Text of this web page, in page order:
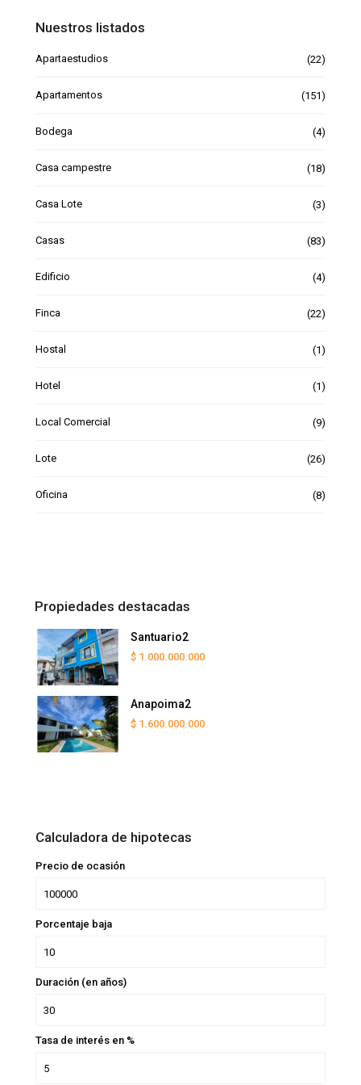
Nuestros listados
Apartaestudios (22)
Apartamentos (151)
Bodega (4)
Casa campestre (18)
Casa Lote (3)
Casas (83)
Edificio (4)
Finca (22)
Hostal (1)
Hotel (1)
Local Comercial (9)
Lote (26)
Oficina (8)
Propiedades destacadas
Santuario2
$ 1.000.000.000
Anapoima2
$ 1.600.000.000
Calculadora de hipotecas
Precio de ocasión
Porcentaje baja
Duración (en años)
Tasa de interés en %